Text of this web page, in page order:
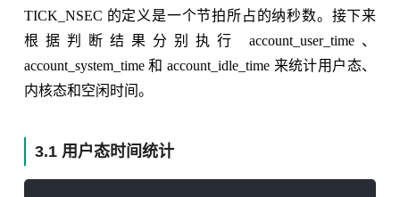
TICK_NSEC 的定义是一个节拍所占的纳秒数。接下来
根据判断结果分别执行 account_user_time、
account_system_time 和 account_idle_time 来统计用户态、
内核态和空闲时间。
3.1 用户态时间统计